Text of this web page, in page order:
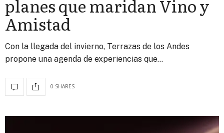
planes que maridan Vino y
Amistad
Con la llegada del invierno, Terrazas de los Andes
propone una agenda de experiencias que…
0 SHARES